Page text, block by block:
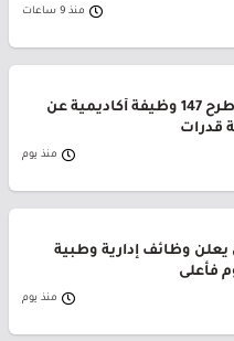
منذ 9 ساعات
جامعة القصيم تعلن طرح 147 وظيفة أكاديمية عن
قدرات
منذ يوم
وظائف إدارية وطبية
فأعلى
منذ يوم